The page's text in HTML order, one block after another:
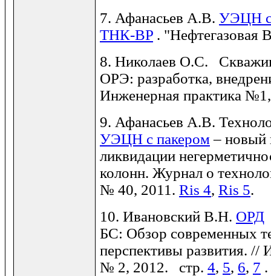
7. Афанасьев А.В. УЭЦН
ТНК-BP . "Нефтегазовая
8. Николаев О.С.
ОРЭ: разработка,
Инженерная практика
9. Афанасьев А.В.
УЭЦН с пакером– новый
ликвидации
колонн. Журнал о
№ 40, 2011. Ris 4, Ris 5.
10. Ивановский В.Н. ОРД
БС: Обзор современных
перспективы развития. //
№ 2, 2012.
стр. 4, 5, 6, 7